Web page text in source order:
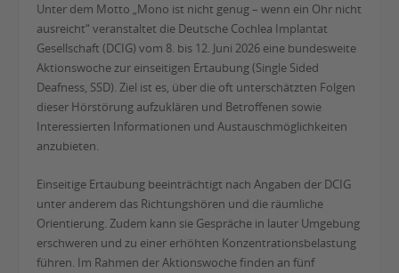
Unter dem Motto „Mono ist nicht genug – wenn ein Ohr nicht
ausreicht“ veranstaltet die Deutsche Cochlea Implantat
Gesellschaft (DCIG) vom 8. bis 12. Juni 2026 eine bundesweite
Aktionswoche zur einseitigen Ertaubung (Single Sided
Deafness, SSD). Ziel ist es, über die oft unterschätzten Folgen
dieser Hörstörung aufzuklären und Betroffenen sowie
Interessierten Informationen und Austauschmöglichkeiten
anzubieten.
Einseitige Ertaubung beeinträchtigt nach Angaben der DCIG
unter anderem das Richtungshören und die räumliche
Orientierung. Zudem kann sie Gespräche in lauter Umgebung
erschweren und zu einer erhöhten Konzentrationsbelastung
führen. Im Rahmen der Aktionswoche finden an fünf